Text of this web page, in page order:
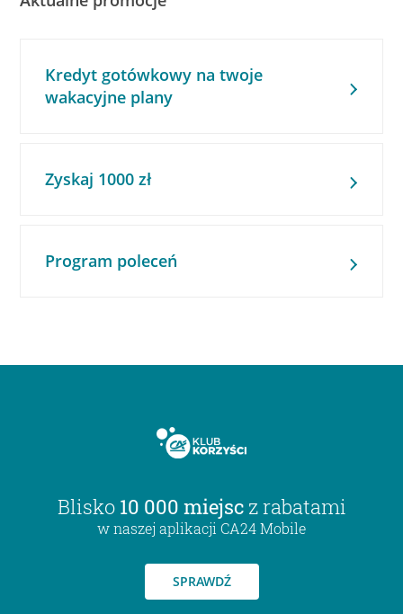
Kredyt gotówkowy na twoje
wakacyjne plany
Zyskaj 1000 zł
Program poleceń
Blisko 10 000 miejsc z rabatami
w naszej aplikacji CA24 Mobile
SPRAWDŹ